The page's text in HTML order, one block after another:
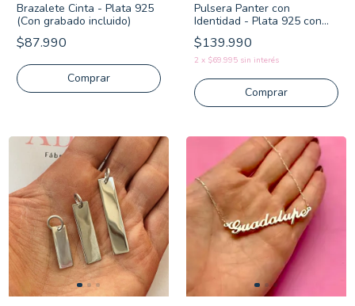
Brazalete Cinta - Plata 925
(Con grabado incluido)
$87.990
Comprar
Pulsera Panter con
Identidad - Plata 925 con
Oro
$139.990
2 x $69.995 sin interés
Comprar